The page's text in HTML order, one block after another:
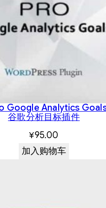
Google Analytics
谷歌分析目标插件
¥95.00
加入购物车